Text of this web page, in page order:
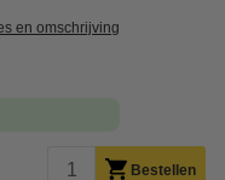
en omschrijving
Bestellen